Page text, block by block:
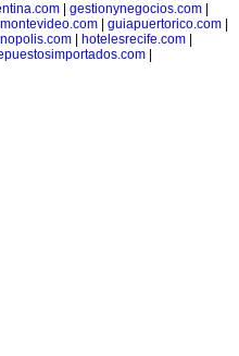
| gestionynegocios.com|
| guiapuertorico.com|
hotelesrecife.com